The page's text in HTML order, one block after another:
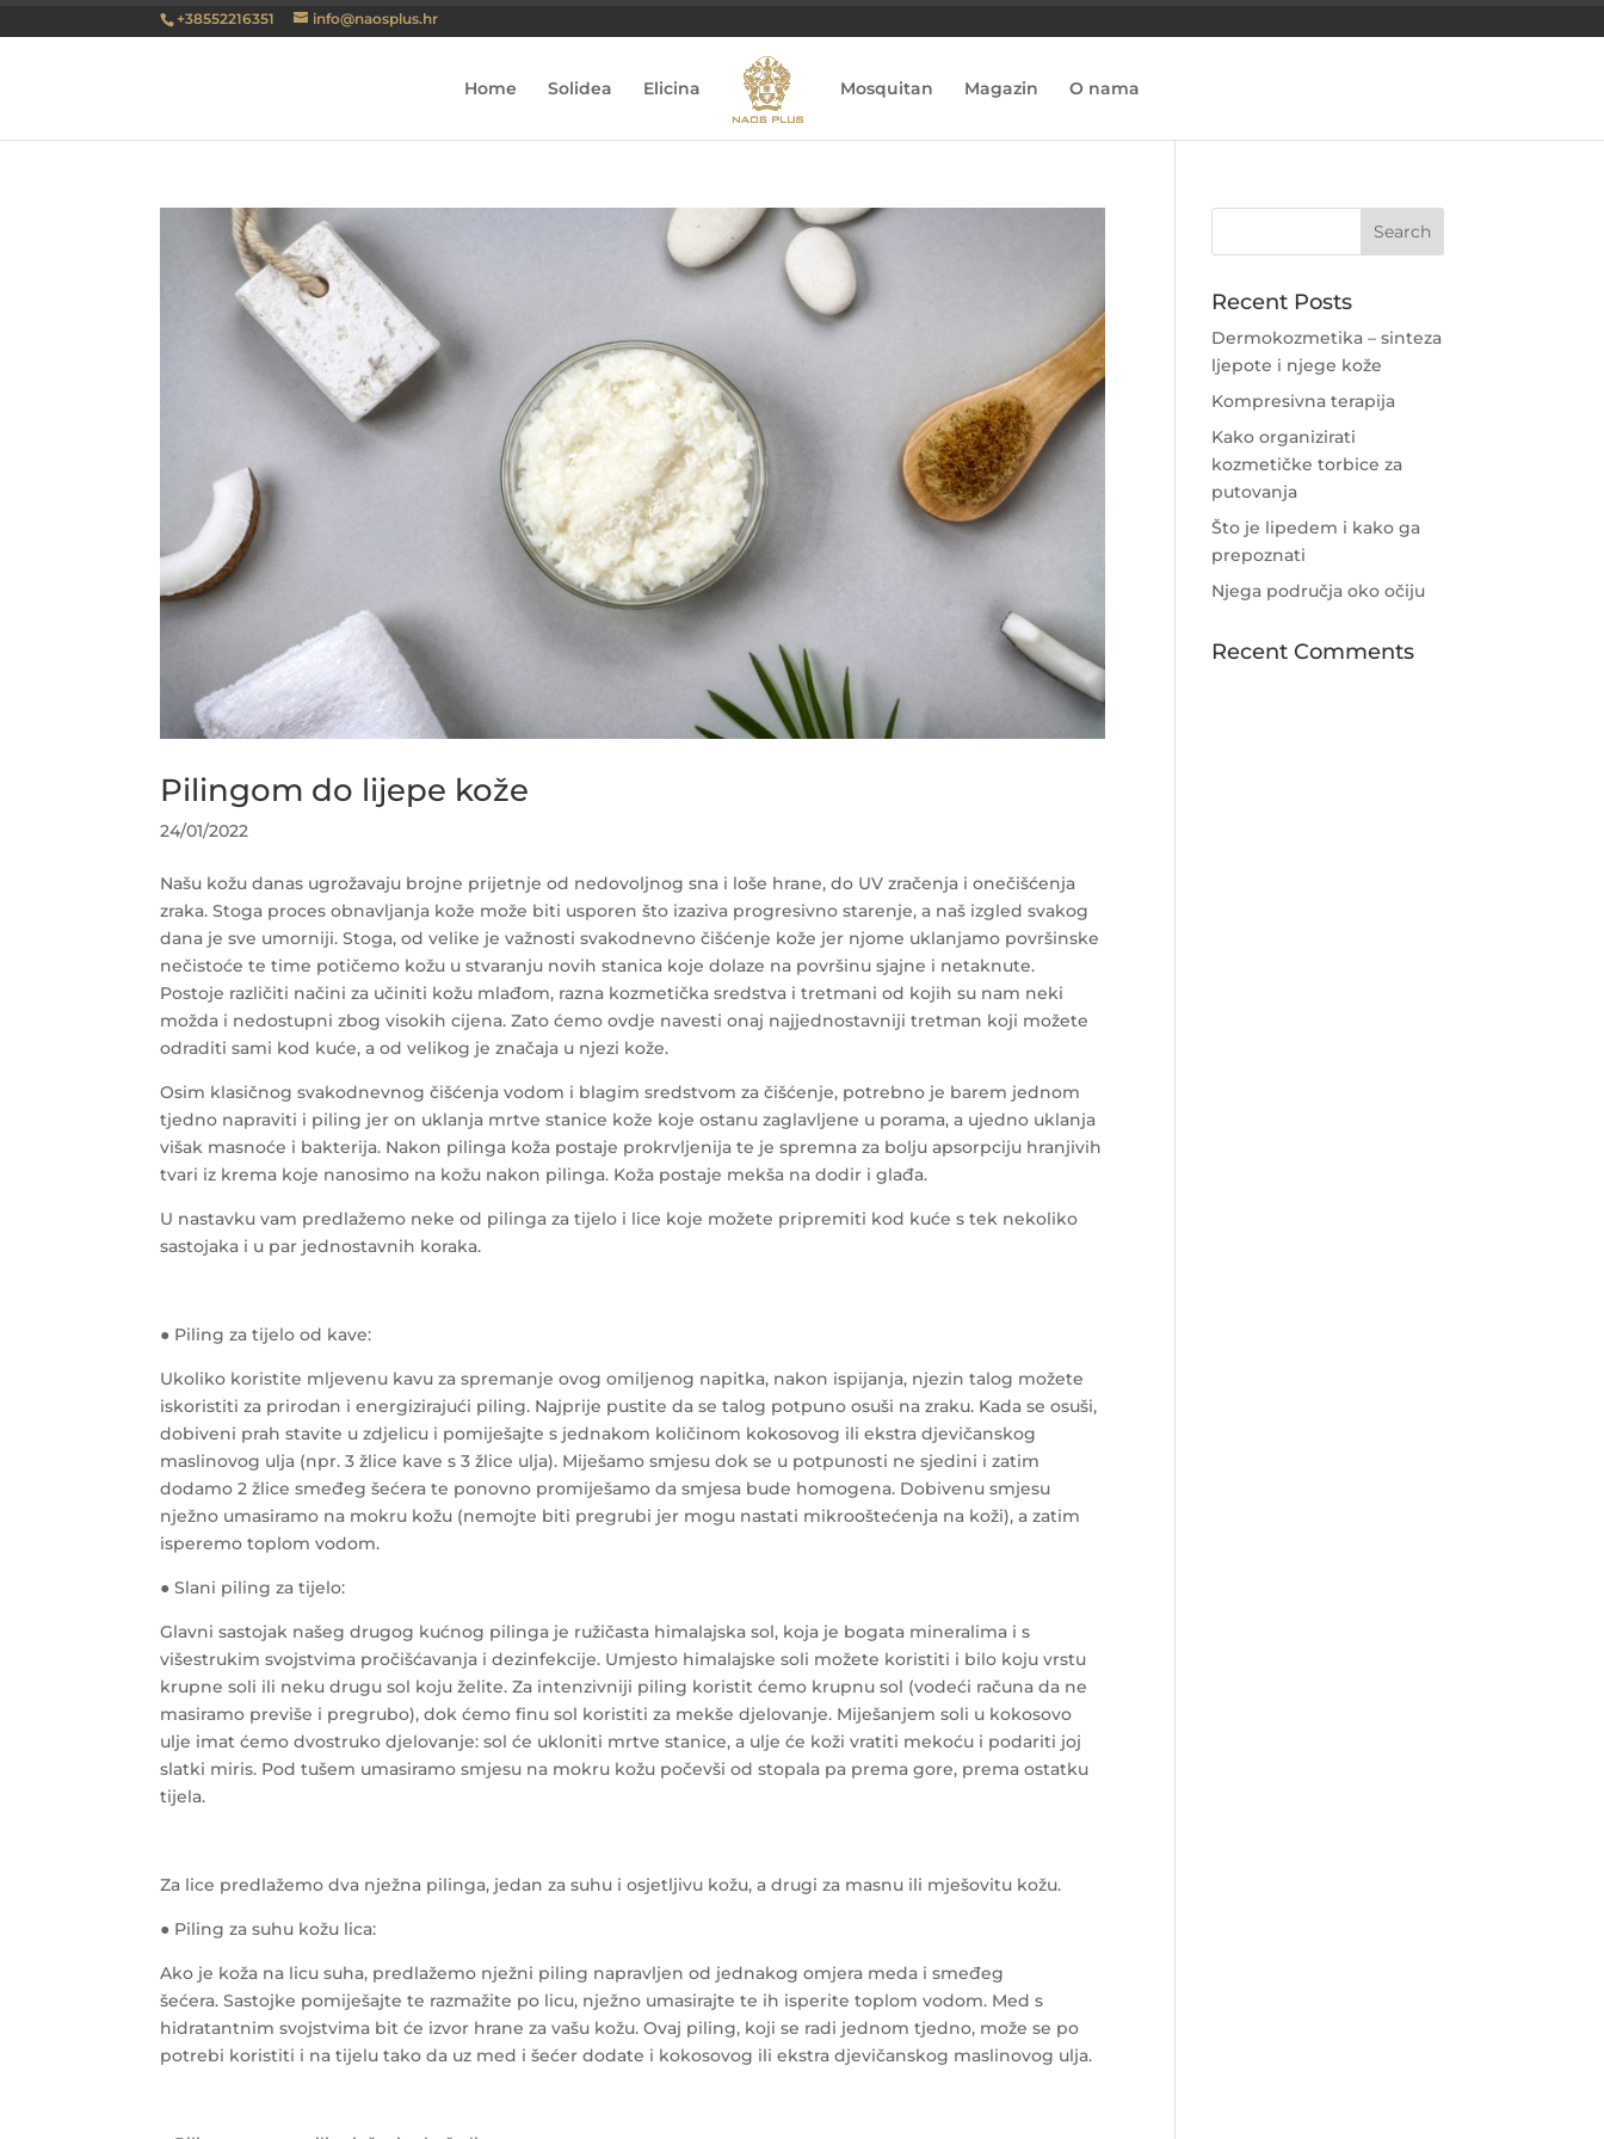
+38552216351 info@naosplus.hr
Home Solidea Elicina Mosquitan Magazin O nama
Pilingom do lijepe kože
24/01/2022
Našu kožu danas ugrožavaju brojne prijetnje od nedovoljnog sna i loše hrane, do UV zračenja i onečišćenja
zraka. Stoga proces obnavljanja kože može biti usporen što izaziva progresivno starenje, a naš izgled svakog
dana je sve umorniji. Stoga, od velike je važnosti svakodnevno čišćenje kože jer njome uklanjamo površinske
nečistoće te time potičemo kožu u stvaranju novih stanica koje dolaze na površinu sjajne i netaknute.
Postoje različiti načini za učiniti kožu mlađom, razna kozmetička sredstva i tretmani od kojih su nam neki
možda i nedostupni zbog visokih cijena. Zato ćemo ovdje navesti onaj najjednostavniji tretman koji možete
odraditi sami kod kuće, a od velikog je značaja u njezi kože.
Osim klasičnog svakodnevnog čišćenja vodom i blagim sredstvom za čišćenje, potrebno je barem jednom
tjedno napraviti i piling jer on uklanja mrtve stanice kože koje ostanu zaglavljene u porama, a ujedno uklanja
višak masnoće i bakterija. Nakon pilinga koža postaje prokrvljenija te je spremna za bolju apsorpciju hranjivih
tvari iz krema koje nanosimo na kožu nakon pilinga. Koža postaje mekša na dodir i glađa.
U nastavku vam predlažemo neke od pilinga za tijelo i lice koje možete pripremiti kod kuće s tek nekoliko
sastojaka i u par jednostavnih koraka.
● Piling za tijelo od kave:
Ukoliko koristite mljevenu kavu za spremanje ovog omiljenog napitka, nakon ispijanja, njezin talog možete
iskoristiti za prirodan i energizirajući piling. Najprije pustite da se talog potpuno osuši na zraku. Kada se osuši,
dobiveni prah stavite u zdjelicu i pomiješajte s jednakom količinom kokosovog ili ekstra djevičanskog
maslinovog ulja (npr. 3 žlice kave s 3 žlice ulja). Miješamo smjesu dok se u potpunosti ne sjedini i zatim
dodamo 2 žlice smeđeg šećera te ponovno promiješamo da smjesa bude homogena. Dobivenu smjesu
nježno umasiramo na mokru kožu (nemojte biti pregrubi jer mogu nastati mikrooštećenja na koži), a zatim
isperemo toplom vodom.
● Slani piling za tijelo:
Glavni sastojak našeg drugog kućnog pilinga je ružičasta himalajska sol, koja je bogata mineralima i s
višestrukim svojstvima pročišćavanja i dezinfekcije. Umjesto himalajske soli možete koristiti i bilo koju vrstu
krupne soli ili neku drugu sol koju želite. Za intenzivniji piling koristit ćemo krupnu sol (vodeći računa da ne
masiramo previše i pregrubo), dok ćemo finu sol koristiti za mekše djelovanje. Miješanjem soli u kokosovo
ulje imat ćemo dvostruko djelovanje: sol će ukloniti mrtve stanice, a ulje će koži vratiti mekoću i podariti joj
slatki miris. Pod tušem umasiramo smjesu na mokru kožu počevši od stopala pa prema gore, prema ostatku
tijela.
Za lice predlažemo dva nježna pilinga, jedan za suhu i osjetljivu kožu, a drugi za masnu ili mješovitu kožu.
● Piling za suhu kožu lica:
Ako je koža na licu suha, predlažemo nježni piling napravljen od jednakog omjera meda i smeđeg
šećera. Sastojke pomiješajte te razmažite po licu, nježno umasirajte te ih isperite toplom vodom. Med s
hidratantnim svojstvima bit će izvor hrane za vašu kožu. Ovaj piling, koji se radi jednom tjedno, može se po
potrebi koristiti i na tijelu tako da uz med i šećer dodate i kokosovog ili ekstra djevičanskog maslinovog ulja.
Recent Posts
Dermokozmetika – sinteza
ljepote i njege kože
Kompresivna terapija
Kako organizirati
kozmetičke torbice za
putovanja
Što je lipedem i kako ga
prepoznati
Njega područja oko očiju
Recent Comments